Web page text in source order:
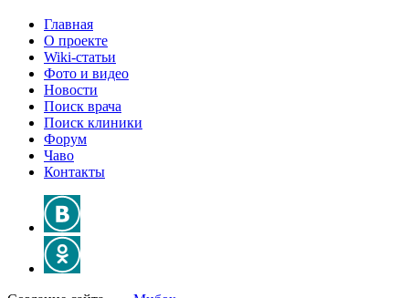
Главная
О проекте
Wiki-статьи
Фото и видео
Новости
Поиск врача
Поиск клиники
Форум
Чаво
Контакты